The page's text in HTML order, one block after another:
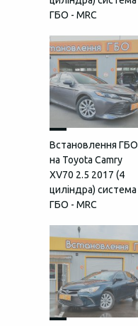
ГБО - MRC
Встановлення ГБО
на Toyota Camry
XV70 2.5 2017 (4
циліндра) система
ГБО - MRC